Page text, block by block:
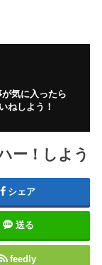
気に入ったら
ねしよう！
ー！しよう
シェア
送る
feedly